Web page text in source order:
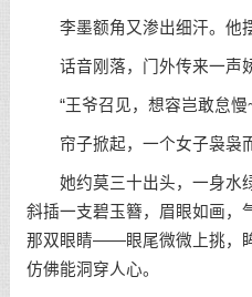
李墨额角又渗出细汗。他摆
话音刚落，门外传来一声娇
“王爷召见，想容岂敢怠慢
帘子掀起，一个女子袅袅而
她约莫三十出头，一身水
斜插一支碧玉簪，眉眼如画，
那双眼睛——眼尾微微上挑，
仿佛能洞穿人心。